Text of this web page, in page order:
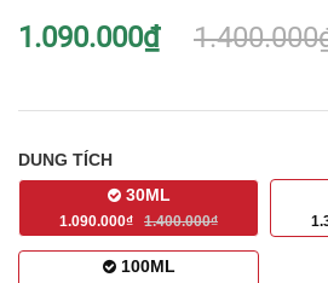
1.090.000₫
DUNG TÍCH
30ML
1.090.000₫ 1.400.000₫
100ML